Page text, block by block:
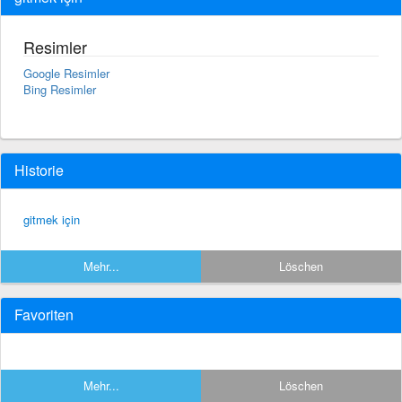
Resimler
Google Resimler
Bing Resimler
Historie
gitmek için
Mehr... Löschen
Favoriten
Mehr... Löschen